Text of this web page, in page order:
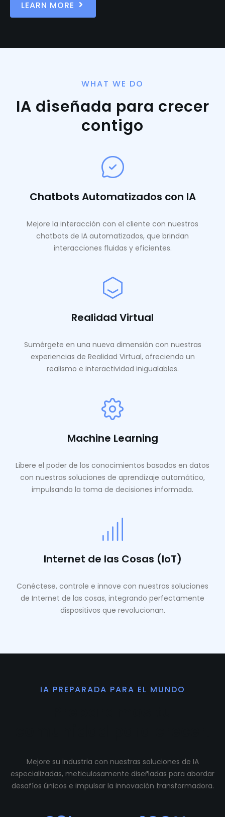
LEARN MORE
WHAT WE DO
IA diseñada para crecer
contigo
Chatbots Automatizados con IA
Mejore la interacción con el cliente con nuestros
chatbots de IA automatizados, que brindan
interacciones fluidas y eficientes.
Realidad Virtual
Sumérgete en una nueva dimensión con nuestras
experiencias de Realidad Virtual, ofreciendo un
realismo e interactividad inigualables.
Machine Learning
Libere el poder de los conocimientos basados ​​en datos
con nuestras soluciones de aprendizaje automático,
impulsando la toma de decisiones informada.
Internet de las Cosas (IoT)
Conéctese, controle e innove con nuestras soluciones
de Internet de las cosas, integrando perfectamente
dispositivos que revolucionan.
IA PREPARADA PARA EL MUNDO
Mejore su industria con nuestras soluciones de IA
especializadas, meticulosamente diseñadas para abordar
desafíos únicos e impulsar la innovación transformadora.